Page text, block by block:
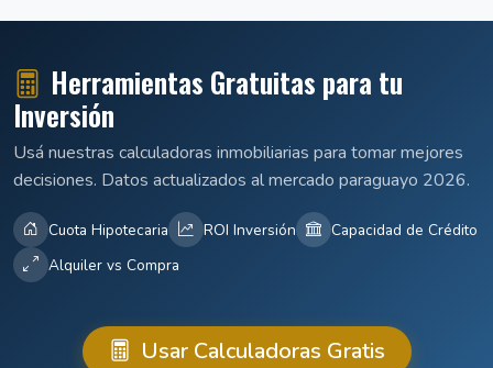
Herramientas Gratuitas para tu
Inversión
Usá nuestras calculadoras inmobiliarias para tomar mejores
decisiones. Datos actualizados al mercado paraguayo 2026.
Cuota Hipotecaria ROI Inversión
Capacidad de Crédito
Alquiler vs Compra
Usar Calculadoras Gratis